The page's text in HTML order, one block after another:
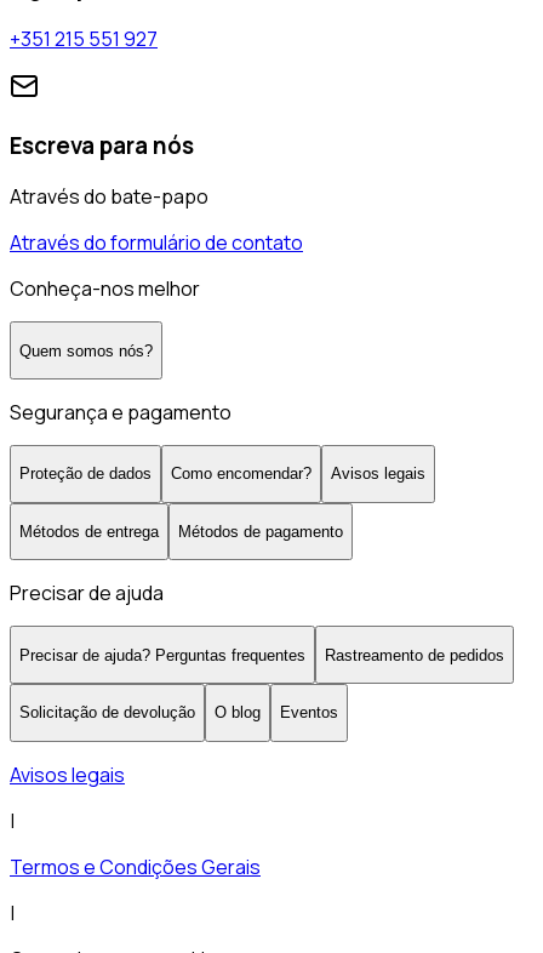
+351 215 551 927
Escreva para nós
Através do bate-papo
Através do formulário de contato
Conheça-nos melhor
Quem somos nós?
Segurança e pagamento
Proteção de dados Como encomendar? Avisos legais
Métodos de entrega Métodos de pagamento
Precisar de ajuda
Precisar de ajuda? Perguntas frequentes Rastreamento de pedidos
Solicitação de devolução O blog Eventos
Avisos legais
|
Termos e Condições Gerais
|